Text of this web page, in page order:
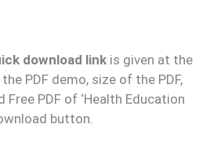
download link is given at the
PDF demo, size of the PDF,
PDF of ‘Health Education
button.